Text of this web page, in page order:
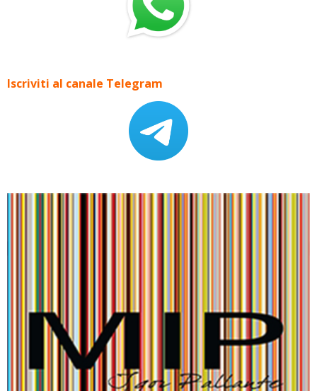
Iscriviti al canale Telegram